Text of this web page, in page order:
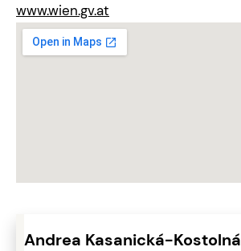
www.wien.gv.at
Andrea Kasanická-Kostolná